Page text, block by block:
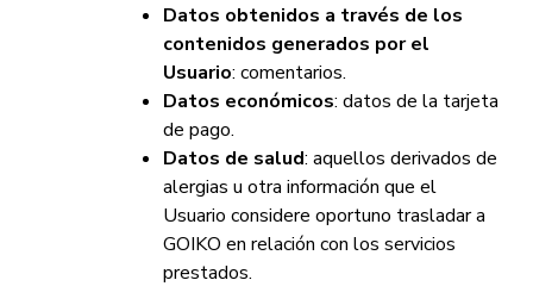
Datos obtenidos a través de los
contenidos generados por el
Usuario: comentarios.
Datos económicos: datos de la tarjeta
de pago.
Datos de salud: aquellos derivados de
alergias u otra información que el
Usuario considere oportuno trasladar a
GOIKO en relación con los servicios
prestados.